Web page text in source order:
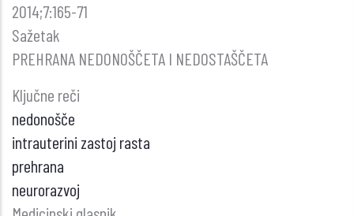
2014;7:165-71
Sažetak
PREHRANA NEDONOŠČETA I NEDOSTAŠČETA
Ključne reči
nedonošče
intrauterini zastoj rasta
prehrana
neurorazvoj